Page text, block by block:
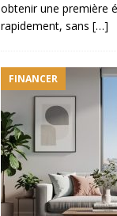
obtenir une première
rapidement, sans […]
FINANCER